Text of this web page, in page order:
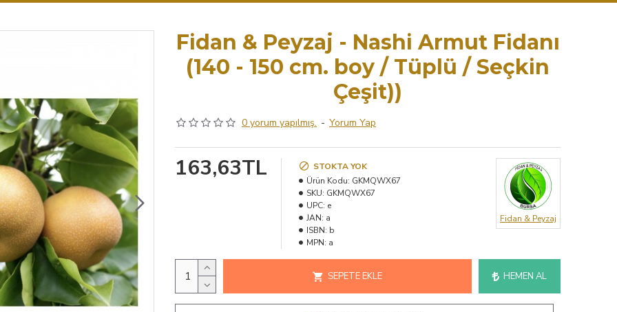
Fidan & Peyzaj - Nashi Armut Fidanı
(140 - 150 cm. boy / Tüplü / Seçkin
Çeşit))
0 yorum yapılmış. - Yorum Yap
163,63TL
STOKTA YOK
Ürün Kodu: GKMQWX67
SKU: GKMQWX67
UPC: e
JAN: a
ISBN: b
MPN: a
Fidan & Peyzaj
SEPETE EKLE HEMEN AL